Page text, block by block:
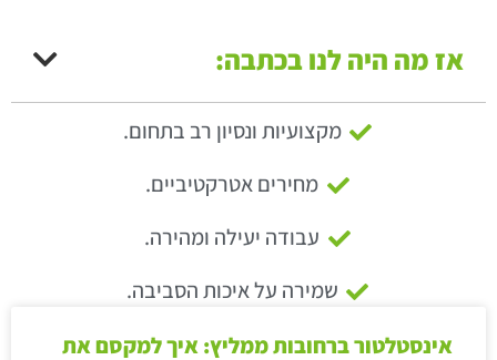
אז מה היה לנו בכתבה:
מקצועיות ונסיון רב בתחום.
מחירים אטרקטיביים.
עבודה יעילה ומהירה.
שמירה על איכות הסביבה.
אינסטלטור ברחובות ממליץ: איך למקסם את